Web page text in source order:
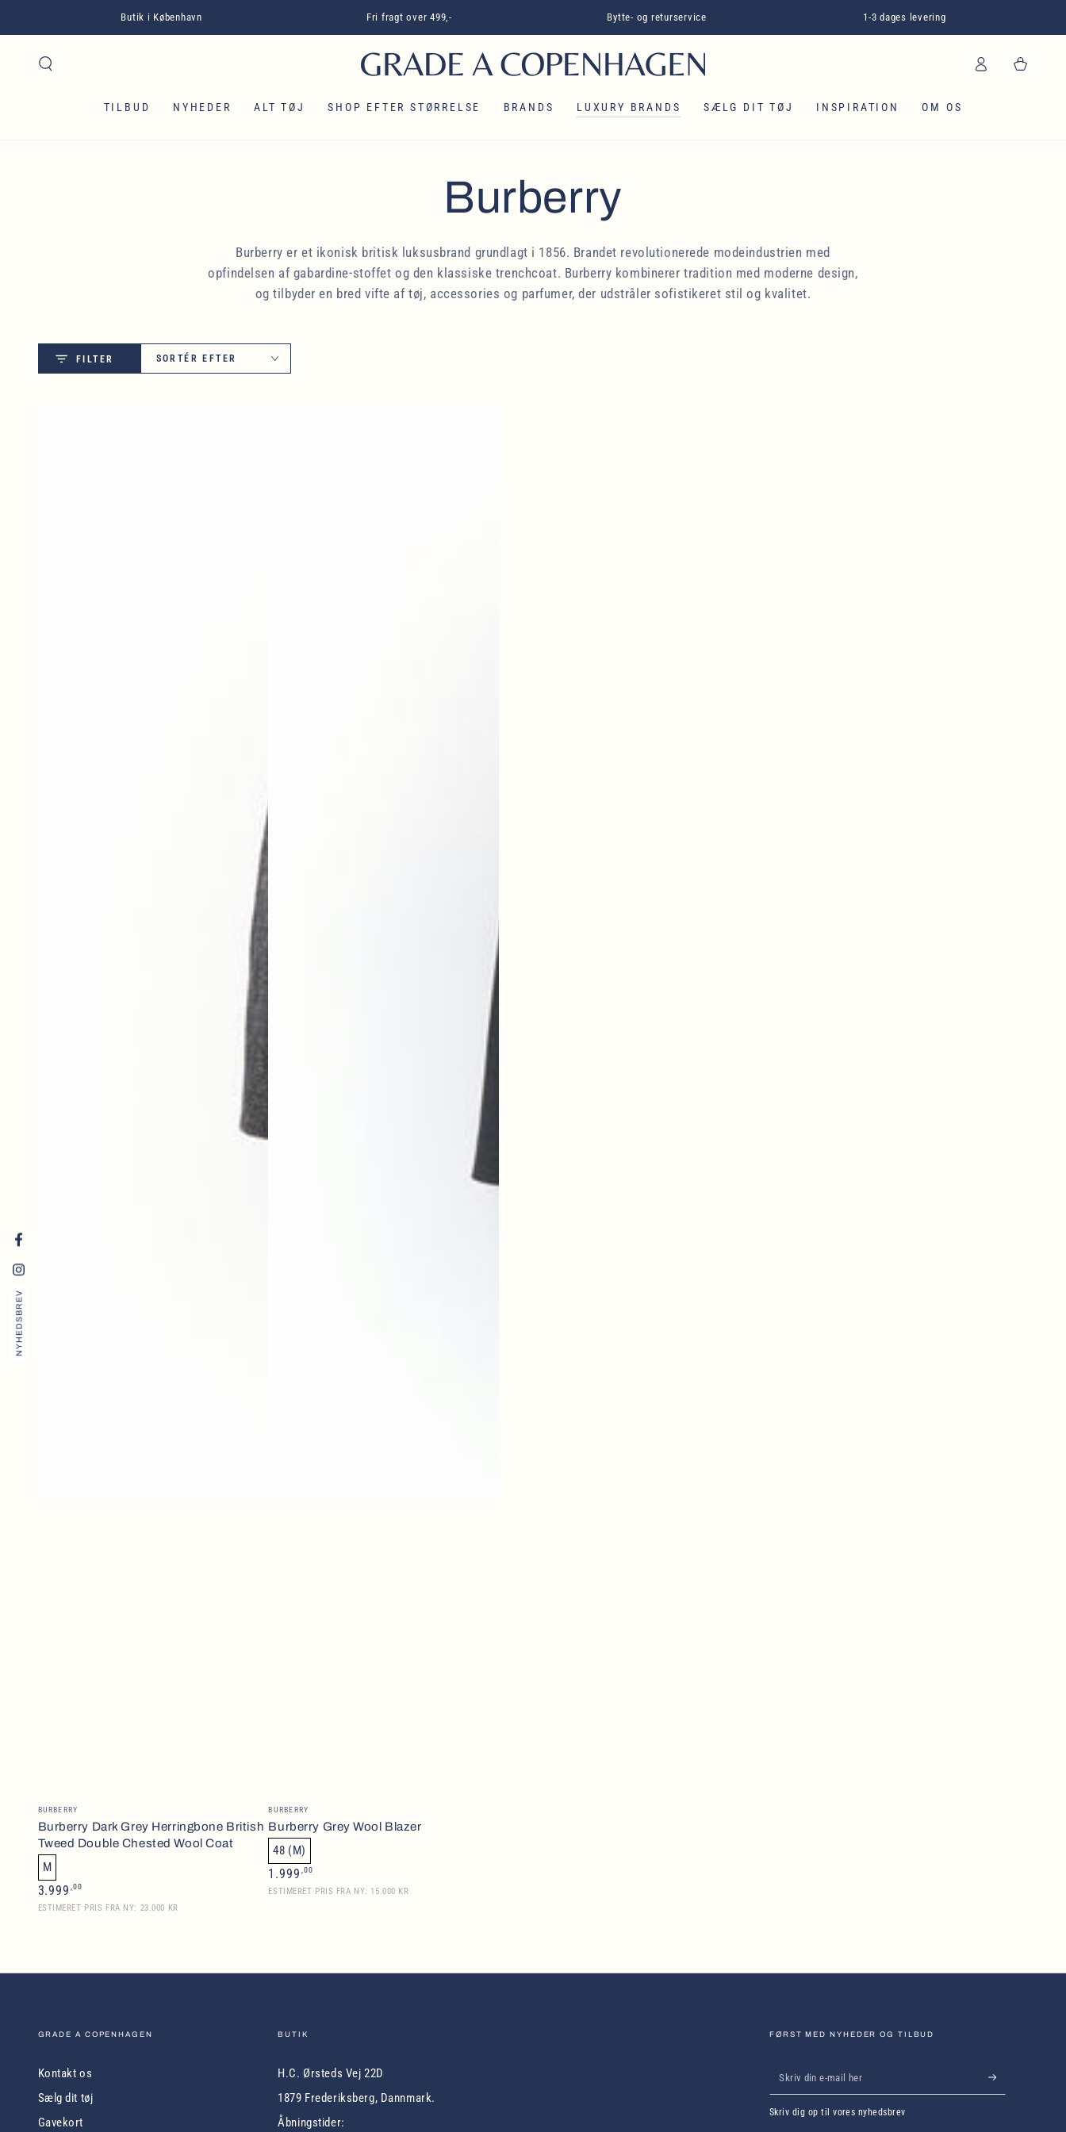
Butik i København Fri fragt over 499,- Bytte- og returservice 1-3 dages levering
TILBUD NYHEDER ALT TØJ SHOP EFTER STØRRELSE BRANDS LUXURY BRANDS SÆLG DIT TØJ INSPIRATION OM OS
ind
Kurv
Kollektion:
Burberry
Burberry er et ikonisk britisk luksusbrand grundlagt i 1856. Brandet revolutionerede modeindustrien med
opfindelsen af gabardine-stoffet og den klassiske trenchcoat. Burberry kombinerer tradition med moderne design,
og tilbyder en bred vifte af tøj, accessories og parfumer, der udstråler sofistikeret stil og kvalitet.
SORTÉR EFTER
FILTER
Burberry
Dark
Grey
Herringbone
British
Tweed
Brand
BURBERRY
Burberry Dark Grey Herringbone British
Tweed Double Chested Wool Coat
M
Normalpris
3.999 ,00
ESTIMERET PRIS FRA NY: 23.000 KR
Burberry
Grey
Wool
Blazer
Brand
BURBERRY
Burberry Grey Wool Blazer
48 (M)
Normalpris
1.999 ,00
ESTIMERET PRIS FRA NY: 15.000 KR
GRADE A COPENHAGEN
Kontakt os
Sælg dit tøj
Gavekort
BUTIK
H.C. Ørsteds Vej 22D
1879 Frederiksberg, Dannmark.
Åbningstider:
FØRST MED NYHEDER OG TILBUD
Skriv
din
Skriv dig op til vores nyhedsbrev
Facebook
Instagram
NYHEDSBREV